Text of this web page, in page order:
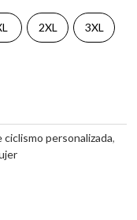
2XL 3XL
ciclismo personalizada,